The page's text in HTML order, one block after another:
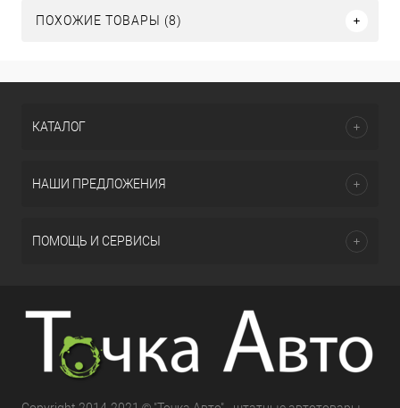
ПОХОЖИЕ ТОВАРЫ (8)
КАТАЛОГ
НАШИ ПРЕДЛОЖЕНИЯ
ПОМОЩЬ И СЕРВИСЫ